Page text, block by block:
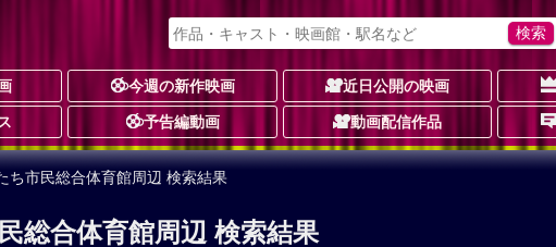
今週の新作映画 近日公開の映画
予告編動画 動画配信作品
ち市民総合体育館周辺 検索結果
総合体育館周辺 検索結果